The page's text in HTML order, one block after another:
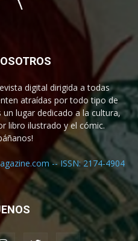
digital dirigida a todas
atraídas por todo tipo de
lugar dedicado a la cultura,
libro ilustrado y el cómic.
-- ISSN: 2174-4904